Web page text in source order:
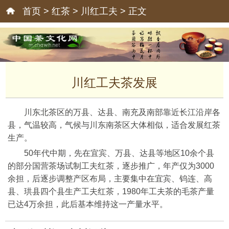
首页 > 红茶 > 川红工夫 > 正文
川红工夫茶发展
川东北茶区的万县、达县、南充及南部靠近长江沿岸各
县，气温较高，气候与川东南茶区大体相似，适合发展红茶
生产。
50年代中期，先在宜宾、万县、达县等地区10余个县
的部分国营茶场试制工夫红茶，逐步推广，年产仅为3000
余担，后逐步调整产区布局，主要集中在宜宾、钨连、高
县、珙县四个县生产工夫红茶，1980年工夫茶的毛茶产量
已达4万余担，此后基本维持这一产量水平。